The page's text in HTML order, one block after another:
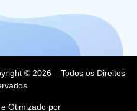
© 2026 – Todos os Direitos
Otimizado por